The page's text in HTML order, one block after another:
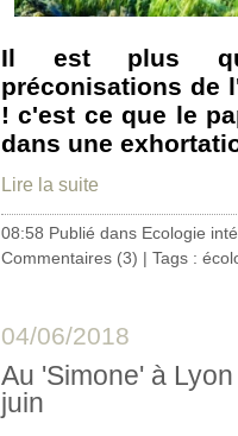
Il est plus
préconisations de
! c'est ce que le
dans une
Lire la suite
08:58 Publié dans Ecologie
Commentaires (3) | Tags :
04/06/2018
Au 'Simone' à
juin